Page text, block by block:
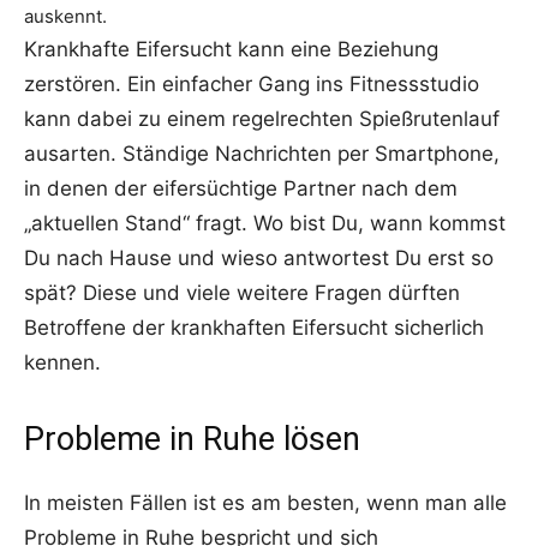
auskennt.
Krankhafte Eifersucht kann eine Beziehung
zerstören. Ein einfacher Gang ins Fitnessstudio
kann dabei zu einem regelrechten Spießrutenlauf
ausarten. Ständige Nachrichten per Smartphone,
in denen der eifersüchtige Partner nach dem
„aktuellen Stand“ fragt. Wo bist Du, wann kommst
Du nach Hause und wieso antwortest Du erst so
spät? Diese und viele weitere Fragen dürften
Betroffene der krankhaften Eifersucht sicherlich
kennen.
Probleme in Ruhe lösen
In meisten Fällen ist es am besten, wenn man alle
Probleme in Ruhe bespricht und sich